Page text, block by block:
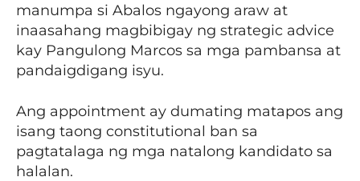
manumpa si Abalos ngayong araw at
inaasahang magbibigay ng strategic advice
kay Pangulong Marcos sa mga pambansa at
pandaigdigang isyu.
Ang appointment ay dumating matapos ang
isang taong constitutional ban sa
pagtatalaga ng mga natalong kandidato sa
halalan.